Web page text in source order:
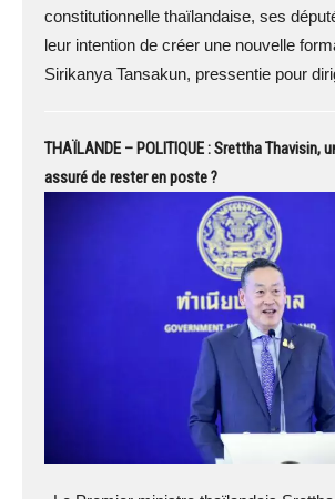
constitutionnelle thaïlandaise, ses
leur intention de créer une nouvelle
Sirikanya Tansakun, pressentie pour
THAÏLANDE – POLITIQUE : Srettha Thavisin,
assuré de rester en poste ?